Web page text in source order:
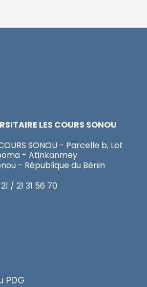
LES COURS SONOU
SONOU - Parcelle b, Lot
- Atinkanmey
- République du Bénin
/ 21 31 56 70
PDG